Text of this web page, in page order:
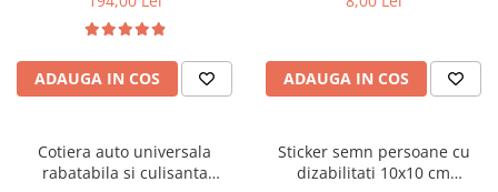
ADAUGA IN COS ADAUGA IN COS
Cotiera auto universala
rabatabila si culisanta
Sticker semn persoane cu
dizabilitati 10x10 cm